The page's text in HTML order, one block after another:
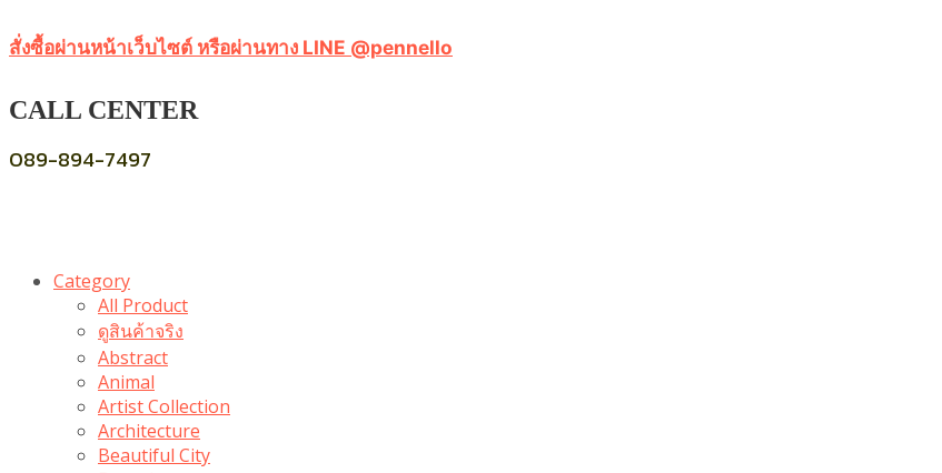
สั่งซื้อผ่านหน้าเว็บไซต์ หรือผ่านทาง LINE @pennello
CALL CENTER
089-894-7497
Category
All Product
ดูสินค้าจริง
Abstract
Animal
Artist Collection
Architecture
Beautiful City